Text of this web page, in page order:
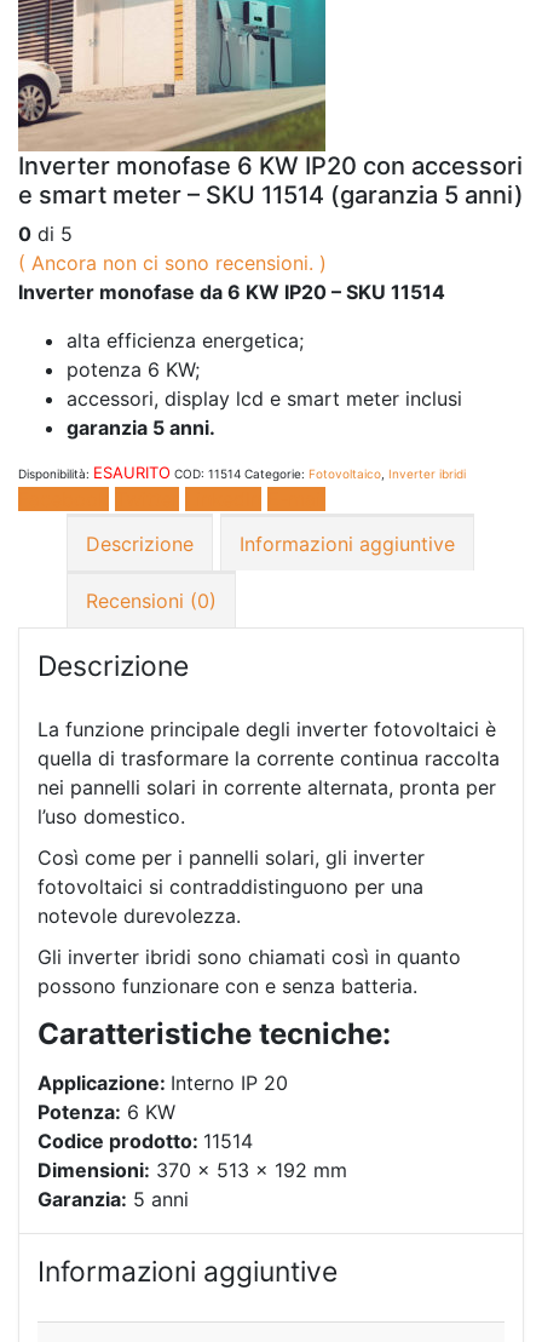
Inverter monofase 6 KW IP20 con accessori
e smart meter – SKU 11514 (garanzia 5 anni)
0 di 5
( Ancora non ci sono recensioni. )
Inverter monofase da 6 KW IP20 – SKU 11514
alta efficienza energetica;
potenza 6 KW;
accessori, display lcd e smart meter inclusi
garanzia 5 anni.
Disponibilità: ESAURITO COD: 11514 Categorie: Fotovoltaico Inverter ibridi
Descrizione
Informazioni aggiuntive
Recensioni (0)
Descrizione
La funzione principale degli inverter fotovoltaici è
quella di trasformare la corrente continua raccolta
nei pannelli solari in corrente alternata, pronta per
l’uso domestico.
Così come per i pannelli solari, gli inverter
fotovoltaici si contraddistinguono per una
notevole durevolezza.
Gli inverter ibridi sono chiamati così in quanto
possono funzionare con e senza batteria.
Caratteristiche tecniche:
Applicazione: Interno IP 20
Potenza: 6 KW
Codice prodotto: 11514
Dimensioni: 370 x 513 x 192 mm
Garanzia: 5 anni
Informazioni aggiuntive